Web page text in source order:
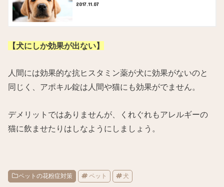
2017.11.07
【犬にしか効果が出ない】
人間には効果的な抗ヒスタミン薬が犬に効果がないのと
同じく、アポキル錠は人間や猫にも効果がでません。
デメリットではありませんが、くれぐれもアレルギーの
猫に飲ませたりはしなようにしましょう。
ペットの花粉症対策 ペット 犬